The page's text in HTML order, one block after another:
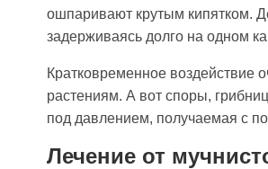
ошпаривают крутым кипятком.
задерживаясь долго на одном
Кратковременное воздействие
растениям. А вот споры,
под давлением, получаемая с
Лечение от